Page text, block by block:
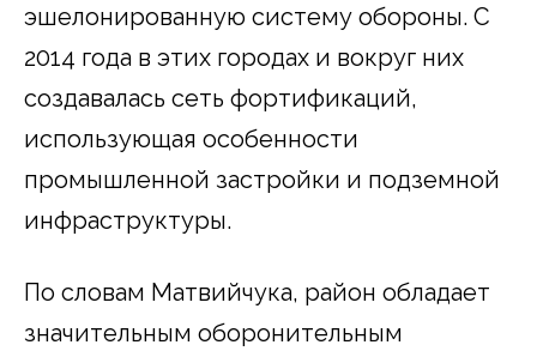
эшелонированную систему обороны. С
2014 года в этих городах и вокруг них
создавалась сеть фортификаций,
использующая особенности
промышленной застройки и подземной
инфраструктуры.
По словам Матвийчука, район обладает
значительным оборонительным